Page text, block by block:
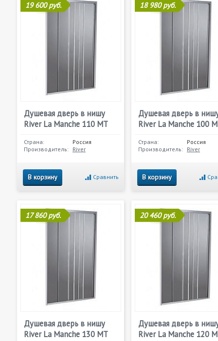
19 600 руб.
Душевая дверь в нишу
River La Manche 110 МТ
Страна:
Россия
Производитель: River
В корзину Сравнить
18 980 руб.
Душевая дверь в
River La Manche 100
Страна:
Россия
Производитель: River
В корзину
17 860 руб.
Душевая дверь в нишу
River La Manche 130 МТ
20 460 руб.
Душевая дверь в
River La Manche 120